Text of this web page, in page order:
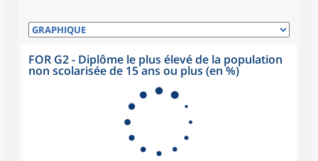
FOR G2 - Diplôme le plus élevé de la population
non scolarisée de 15 ans ou plus (en %)